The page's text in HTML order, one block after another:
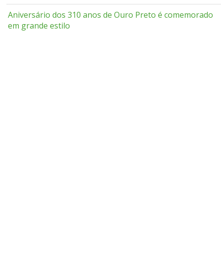
Aniversário dos 310 anos de Ouro Preto é comemorado
em grande estilo